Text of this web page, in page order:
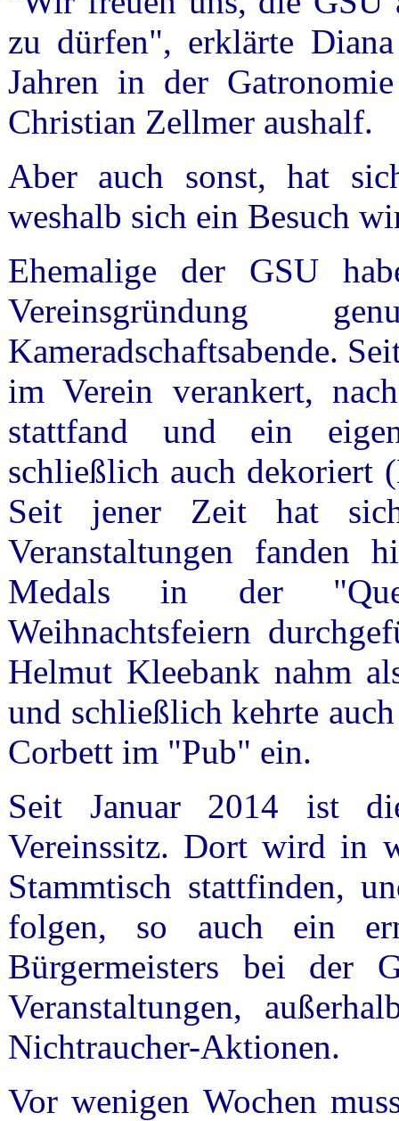
zu dürfen", erklärte
Jahren in der
Christian Zellmer aushalf.
Aber auch sonst, hat
weshalb sich ein Besuch
Ehemalige der GSU
Kameradschaftsabende.
im Verein verankert,
stattfand und ein
schließlich auch dekoriert
Seit jener Zeit hat
Veranstaltungen fanden
Medals in der
Weihnachtsfeiern
Helmut Kleebank nahm
und schließlich kehrte
Corbett im "Pub" ein.
Seit Januar 2014 ist
Vereinssitz. Dort wird in
Stammtisch stattfinden,
folgen, so auch ein
Bürgermeisters bei der
Veranstaltungen,
Nichtraucher-Aktionen.
Vor wenigen Wochen